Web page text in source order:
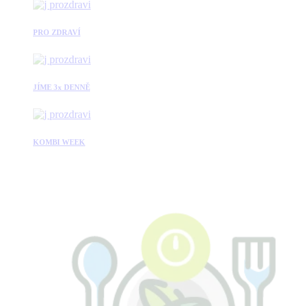
PRO ZDRAVÍ
JÍME 3x DENNĚ
KOMBI WEEK